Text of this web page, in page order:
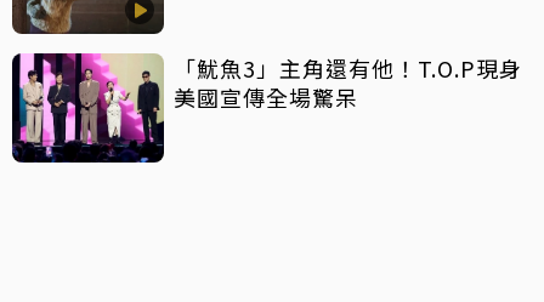
「魷魚3」主角還有他！T.O.P現身
美國宣傳全場驚呆